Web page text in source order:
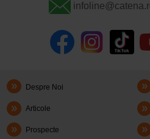
Despre Noi
Articole
Prospecte